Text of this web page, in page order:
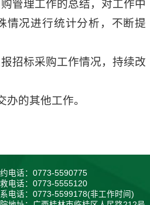
管理工作的总结，对工作中
情况进行统计分析，不断提
招标采购工作情况，持续改
办的其他工作。
电话：0773-5590775
电话：0773-5555120
电话：0773-5599178(非工作时间)